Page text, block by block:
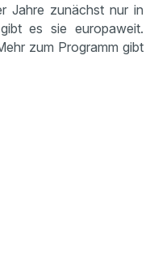
Jahre zunächst nur in
es sie europaweit.
zum Programm gibt